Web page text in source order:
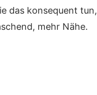
das konsequent tun,
mehr Nähe.